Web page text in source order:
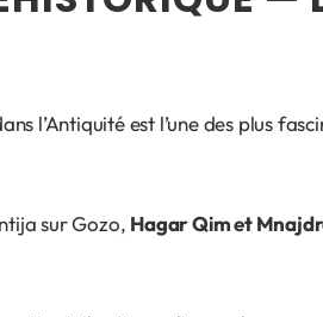
l’Antiquité est l’une des plus
sur Gozo, Hagar Qim et